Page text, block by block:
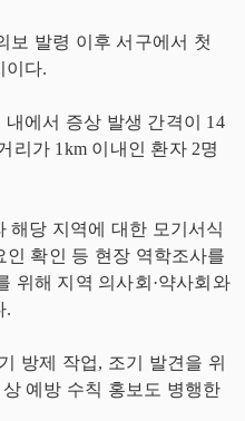
보 발령 이후 서구에서 첫
이다.
에서 증상 발생 간격이 14
리가 1km 이내인 환자 2명
해당 지역에 대한 모기서식
확인 등 현장 역학조사를
위해 지역 의사회·약사회와
.
방제 작업, 조기 발견을 위
예방 수칙 홍보도 병행한